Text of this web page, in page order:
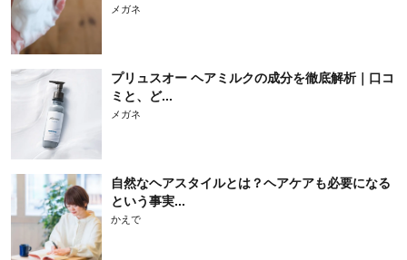
メガネ
プリュスオー ヘアミルクの成分を徹底解析｜口コ
ミと、ど...
メガネ
自然なヘアスタイルとは？ヘアケアも必要になる
という事実...
かえで